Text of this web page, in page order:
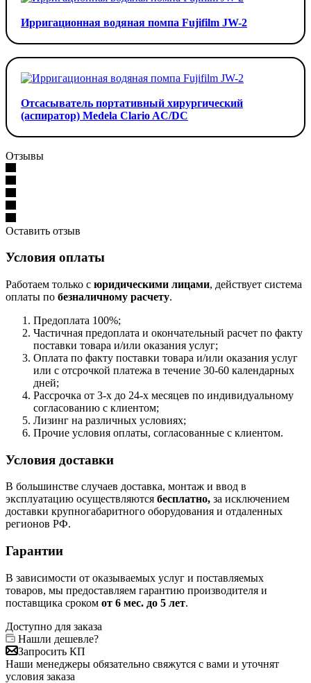
Ирригационная водяная помпа Fujifilm JW-2
Отсасыватель портативный хирургический
(аспиратор) Medela Clario AC/DC
Отзывы
Оставить отзыв
Условия оплаты
Работаем только с юридическими лицами, действует система
оплаты по безналичному расчету.
Предоплата 100%;
Частичная предоплата и окончательный расчет по факту
поставки товара и/или оказания услуг;
Оплата по факту поставки товара и/или оказания услуг
или с отсрочкой платежа в течение 30-60 календарных
дней;
Рассрочка от 3-х до 24-х месяцев по индивидуальному
согласованию с клиентом;
Лизинг на различных условиях;
Прочие условия оплаты, согласованные с клиентом.
Условия доставки
В большинстве случаев доставка, монтаж и ввод в
эксплуатацию осуществляются бесплатно, за исключением
доставки крупногабаритного оборудования и отдаленных
регионов РФ.
Гарантии
В зависимости от оказываемых услуг и поставляемых
товаров, мы предоставляем гарантию производителя и
поставщика сроком от 6 мес. до 5 лет.
Доступно для заказа
Нашли дешевле?
Запросить КП
Наши менеджеры обязательно свяжутся с вами и уточнят
условия заказа